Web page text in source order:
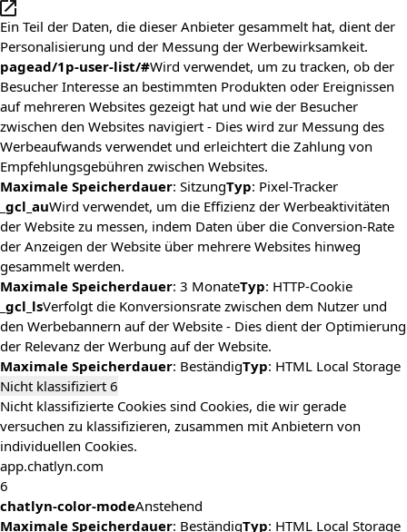
Ein Teil der Daten, die dieser Anbieter gesammelt hat, dient der
Personalisierung und der Messung der Werbewirksamkeit.
pagead/1p-user-list/#Wird verwendet, um zu tracken, ob der
Besucher Interesse an bestimmten Produkten oder Ereignissen
auf mehreren Websites gezeigt hat und wie der Besucher
zwischen den Websites navigiert - Dies wird zur Messung des
Werbeaufwands verwendet und erleichtert die Zahlung von
Empfehlungsgebühren zwischen Websites.
Maximale Speicherdauer: SitzungTyp: Pixel-Tracker
_gcl_auWird verwendet, um die Effizienz der Werbeaktivitäten
der Website zu messen, indem Daten über die Conversion-Rate
der Anzeigen der Website über mehrere Websites hinweg
gesammelt werden.
Maximale Speicherdauer: 3 MonateTyp: HTTP-Cookie
_gcl_lsVerfolgt die Konversionsrate zwischen dem Nutzer und
den Werbebannern auf der Website - Dies dient der Optimierung
der Relevanz der Werbung auf der Website.
Maximale Speicherdauer: BeständigTyp: HTML Local Storage
Nicht klassifiziert 6
Nicht klassifizierte Cookies sind Cookies, die wir gerade
versuchen zu klassifizieren, zusammen mit Anbietern von
individuellen Cookies.
app.chatlyn.com
6
chatlyn-color-modeAnstehend
Maximale Speicherdauer: BeständigTyp: HTML Local Storage